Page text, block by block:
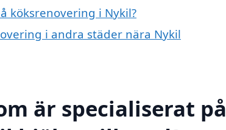
köksrenovering i Nykil?
i andra städer nära Nykil
är specialiserat på